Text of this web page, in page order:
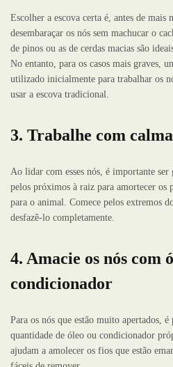
Escolher a escova certa é, antes de mais
desembaraçar os nós sem machucar o
de pinos ou as de cerdas macias são
No entanto, para os casos mais graves,
utilizado inicialmente para trabalhar os
usar a escova tradicional.
3. Trabalhe com
Ao lidar com esses nós, é importante ser
pelos próximos à raiz para amortecer os
para o animal. Comece pelos extremos
desfazê-lo completamente.
4. Amacie os nós com
condicionador
Para os nós que estão muito apertados,
quantidade de óleo ou condicionador
ajudam a amolecer os fios que estão